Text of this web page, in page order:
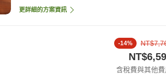
更詳細的方案資訊
-14%
含稅費與其他費